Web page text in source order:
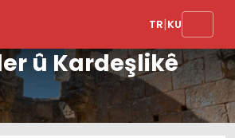
TR|KU
serdana
û Kardeşlikê